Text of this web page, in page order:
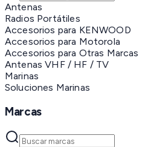
Antenas
Radios Portátiles
Accesorios para KENWOOD
Accesorios para Motorola
Accesorios para Otras Marcas
Antenas VHF / HF / TV
Marinas
Soluciones Marinas
Marcas